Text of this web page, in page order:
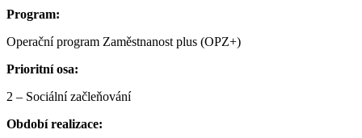
Program:
Operační program Zaměstnanost plus (OPZ+)
Prioritní osa:
2 – Sociální začleňování
Období realizace: